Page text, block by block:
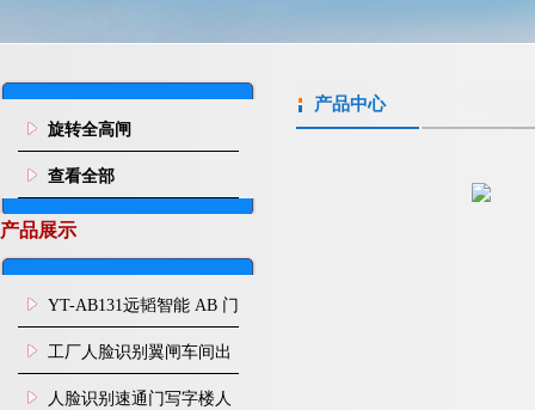
旋转全高闸
查看全部
产品展示
YT-AB131远韬智能 AB 门
闸机双通道互锁防尾随闸
机
工厂人脸识别翼闸车间出
入口人行通道门禁
人脸识别速通门写字楼人
产品中心